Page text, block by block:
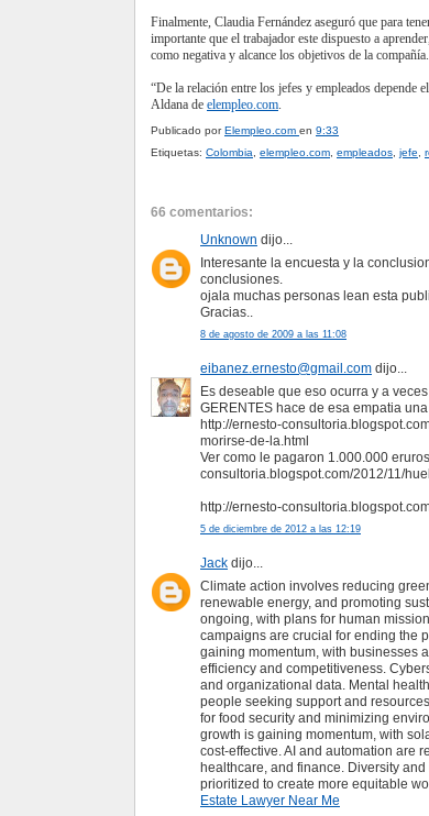
Finalmente, Claudia Fernández aseguró que para
importante que el trabajador este dispuesto a
como negativa y alcance los objetivos de la compañía.
“De la relación entre los jefes y empleados depende
Aldana de elempleo.com.
Publicado porElempleo.com en 9:33
Etiquetas: Colombia elempleo.com empleados jefe
66 comentarios:
Unknown dijo...
Interesante la encuesta y la
conclusiones.
ojala muchas personas lean esta
Gracias..
8 de agosto de 2009 a las 11:08
eibanez.ernesto@gmail.com dijo...
Es deseable que eso ocurra y a
GERENTES hace de esa empatia
http://ernesto-
morirse-de-la.html
Ver como le pagaron 1.000.000
consultoria.blogspot.com/2012/11/
http://ernesto-
5 de diciembre de 2012 a las 12:19
Jack dijo...
Climate action involves reducing
renewable energy, and promoting
ongoing, with plans for human
campaigns are crucial for ending the
gaining momentum, with businesses
efficiency and competitiveness.
and organizational data. Mental
people seeking support and
for food security and minimizing
growth is gaining momentum, with
cost-effective. AI and automation are
healthcare, and finance. Diversity
prioritized to create more equitable
Estate Lawyer Near Me